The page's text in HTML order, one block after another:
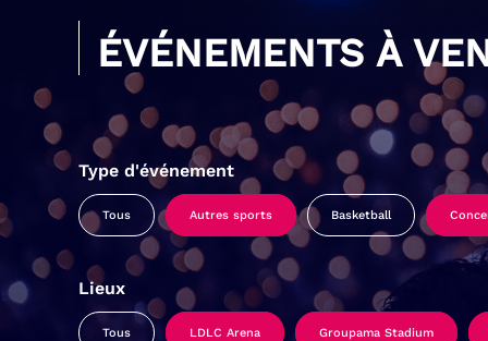
ÉVÉNEMENTS À
Type d'événement
Tous Autres sports Basketball
Lieux
Tous LDLC Arena Groupama Stadium